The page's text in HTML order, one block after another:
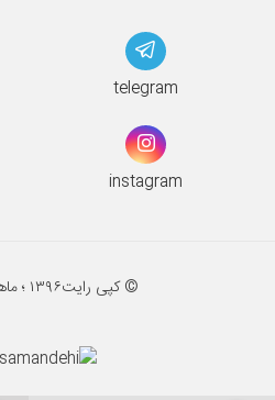
telegram
instagram
© کپی رایت۱۳۹۶ ؛